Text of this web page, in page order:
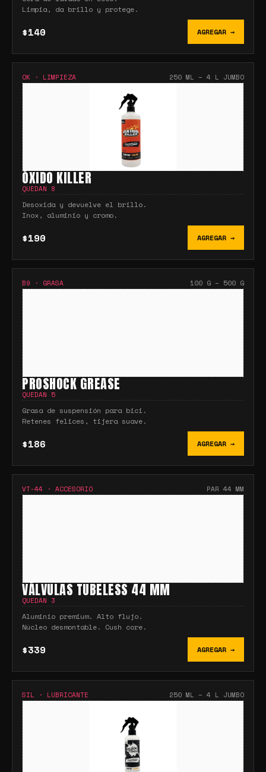
Limpia, da brillo y protege.
$140 AGREGAR →
OK · LIMPIEZA 250 ML – 4 L JUMBO
ÓXIDO KILLER
QUEDAN 8
Desoxida y devuelve el brillo.
Inox, aluminio y cromo.
$190 AGREGAR →
B9 · GRASA 100 G – 500 G
PROSHOCK GREASE
QUEDAN 5
Grasa de suspensión para bici.
Retenes felices, tijera suave.
$186 AGREGAR →
VT-44 · ACCESORIO PAR 44 MM
VÁLVULAS TUBELESS 44 MM
QUEDAN 3
Aluminio premium. Alto flujo.
Núcleo desmontable. Cush core.
$339 AGREGAR →
SIL · LUBRICANTE 250 ML – 4 L JUMBO